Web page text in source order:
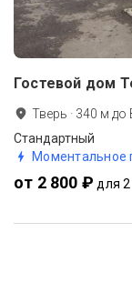
Гостевой дом
Тверь · 340 м до
Стандартный
Моментальное
от 2 800 ₽ для 2